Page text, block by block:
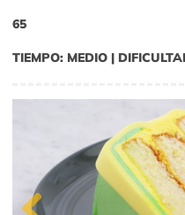
65
TIEMPO: MEDIO |